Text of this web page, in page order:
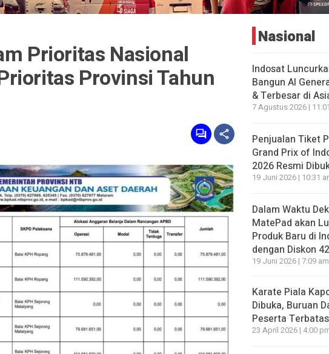
Prioritas Nasional
Provinsi Tahun
Nasional
Indosat
Bangun AI
& Terbesar di
7 Agustus 2026 |
Penjualan Tiket
Grand Prix of
2026 Resmi
19 Juni 2026 | 10:31
Dalam Waktu
MatePad akan
Produk Baru di
dengan Diskon
19 Juni 2026 | 7:09
Karate Piala
Dibuka, Buruan
Peserta Terbatas
23 April 2026 | 4:00